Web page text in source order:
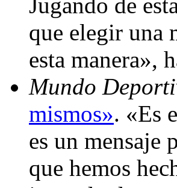
que elegir una
esta manera»,
Mundo
mismos». «Es
es un mensaje
que hemos